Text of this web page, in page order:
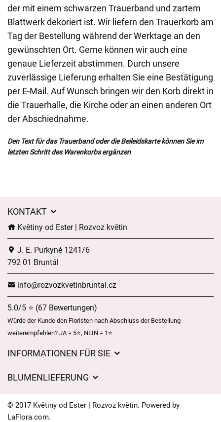
der mit einem schwarzen Trauerband und zartem
Blattwerk dekoriert ist. Wir liefern den Trauerkorb am
Tag der Bestellung während der Werktage an den
gewünschten Ort. Gerne können wir auch eine
genaue Lieferzeit abstimmen. Durch unsere
zuverlässige Lieferung erhalten Sie eine Bestätigung
per E-Mail. Auf Wunsch bringen wir den Korb direkt in
die Trauerhalle, die Kirche oder an einen anderen Ort
der Abschiednahme.
Den Text für das Trauerband oder die Beileidskarte können Sie im
letzten Schritt des Warenkorbs ergänzen
KONTAKT
Květiny od Ester | Rozvoz květin
J. E. Purkyně 1241/6
792 01 Bruntál
info@rozvozkvetinbruntal.cz
5.0/5 ⭐ (67 Bewertungen)
Würde der Kunde den Floristen nach Abschluss der Bestellung
weiterempfehlen? JA = 5⭐, NEIN = 1⭐
INFORMATIONEN FÜR SIE
Lieferzeiten für Blumen – Übersicht der Möglichkeiten
BLUMENLIEFERUNG
Wohin wir Blumen liefern
© 2017 Květiny od Ester | Rozvoz květin. Powered by
LaFlora.com.